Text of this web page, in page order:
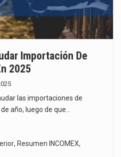
Importación De
2025
las importaciones de
año, luego de que…
, Resumen INCOMEX,